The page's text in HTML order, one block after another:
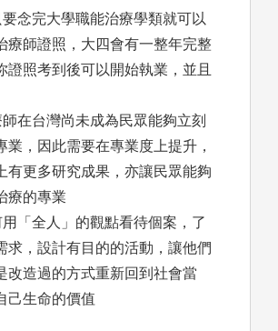
念完大學職能治療學類就可以
療師證照，大四會有一整年完整
證照考到後可以開始執業，並且
在台灣尚未成為民眾能夠立刻
業，因此需要在專業度上提升，
有更多研究成果，亦讓民眾能夠
療的專業
「全人」的觀點看待個案，了
求，設計有目的的活動，讓他們
改造過的方式重新回到社會當
己生命的價值